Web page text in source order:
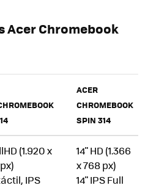
Acer Chromebook
ACER
CHROMEBOOK
SPIN 314
(1.920 x
IPS
14" HD (1.366
x 768 px)
14" IPS Full